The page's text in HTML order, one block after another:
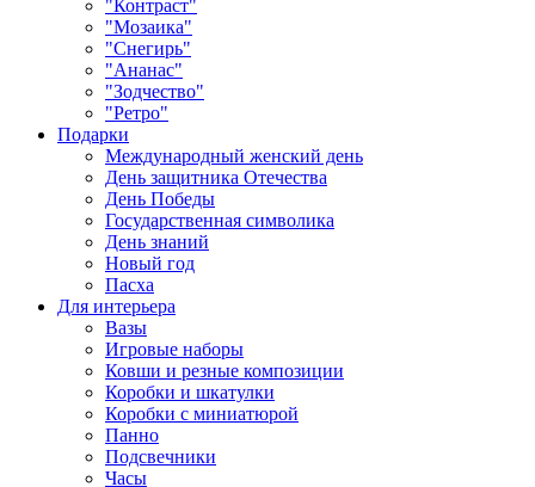
"Контраст"
"Мозаика"
"Снегирь"
"Ананас"
"Зодчество"
"Ретро"
Подарки
Международный женский день
День защитника Отечества
День Победы
Государственная символика
День знаний
Новый год
Пасха
Для интерьера
Вазы
Игровые наборы
Ковши и резные композиции
Коробки и шкатулки
Коробки с миниатюрой
Панно
Подсвечники
Часы